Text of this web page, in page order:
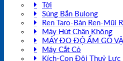
Tời
Súng Bắn Bulong
Ren Taro-Bàn Ren-Mũi
Máy Hút Chân Không
MÁY ĐO ĐỘ ẨM GỖ
Máy Cắt Cỏ
Kích-Con Đội Thuỷ Lực